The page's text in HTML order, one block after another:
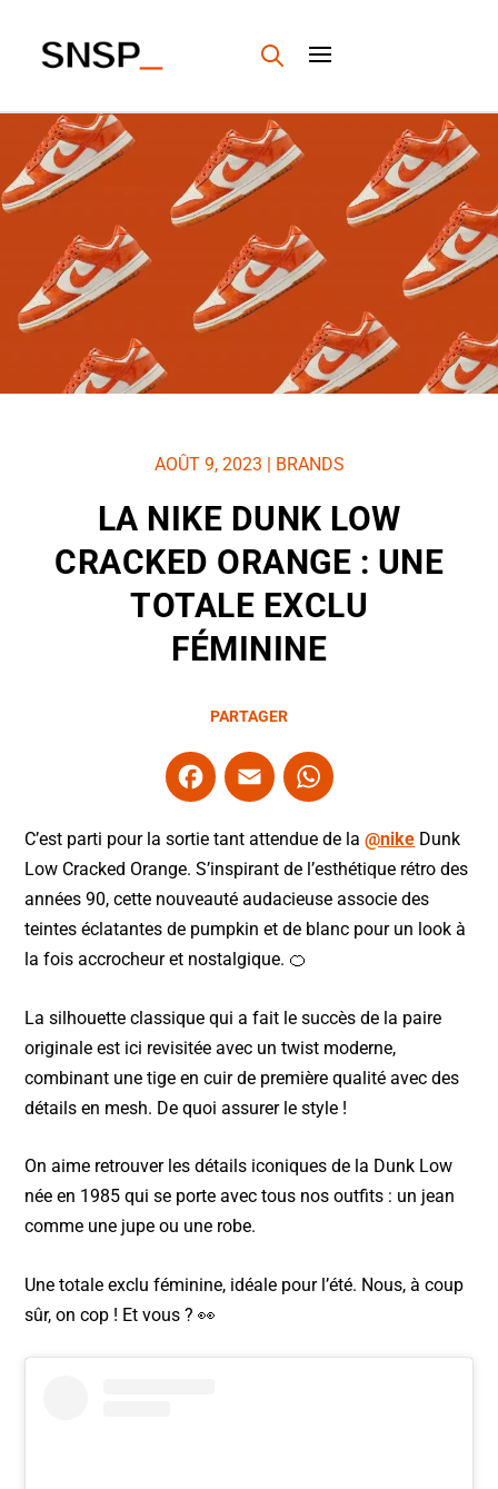
LA NIKE DUNK LOW
CRACKED ORANGE : UNE
TOTALE EXCLU
FÉMININE
AOÛT 9, 2023 | BRANDS
PARTAGER
F
a
c
e
b
o
k
E
m
ai
l
W
at
s
A
p
C’est parti pour la sortie tant attendue de la@nike Dunk
Low Cracked Orange. S’inspirant de l’esthétique rétro des
années 90, cette nouveauté audacieuse associe des
teintes éclatantes de pumpkin et de blanc pour un look à
la fois accrocheur et nostalgique. 🍊
La silhouette classique qui a fait le succès de la paire
originale est ici revisitée avec un twist moderne,
combinant une tige en cuir de première qualité avec des
détails en mesh. De quoi assurer le style !
On aime retrouver les détails iconiques de la Dunk Low
née en 1985 qui se porte avec tous nos outfits : un jean
comme une jupe ou une robe.
Une totale exclu féminine, idéale pour l’été. Nous, à coup
sûr, on cop ! Et vous ? 👀